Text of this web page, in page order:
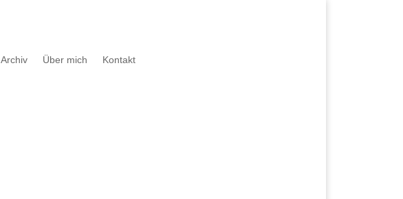
Archiv Über mich Kontakt